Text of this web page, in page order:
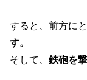
すると、前方に
す。
そして、 鉄砲を